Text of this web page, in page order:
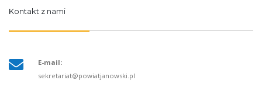
Kontakt z nami
E-mail:
sekretariat@powiatjanowski.pl